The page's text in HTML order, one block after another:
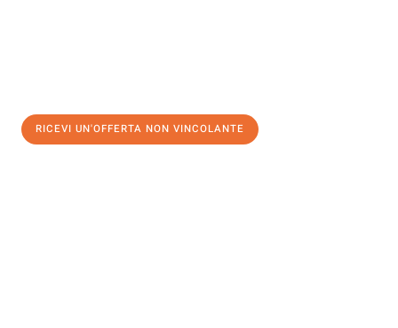
RICEVI UN'OFFERTA NON VINCOLANTE